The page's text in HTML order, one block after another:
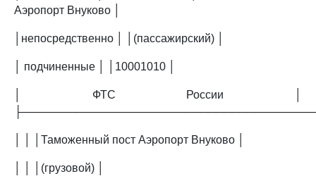
Аэропорт Внуково │
│непосредственно │ │(пассажирский) │
│ подчиненные │ │10001010 │
│ ФТС России │
│ │ │Таможенный пост Аэропорт Внуково │
│ │ │(грузовой) │